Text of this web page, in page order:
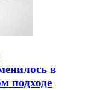
в
подходе